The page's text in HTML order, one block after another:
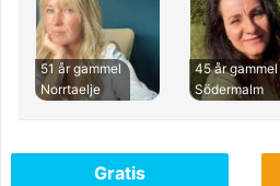
51 år gammel
Norrtaelje
45 år gammel
Södermalm
Gratis